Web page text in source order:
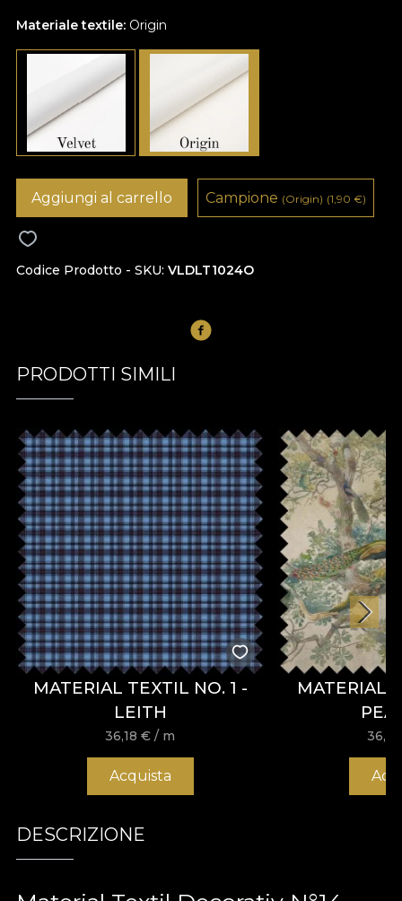
Materiale textile: Origin
Codice Prodotto - SKU VLDLT1024O
Aggiungi al carrello Campione (Origin) (1,90 €)
PRODOTTI SIMILI
MATERIAL TEXTIL NO. 1 -
LEITH
36,18€ / m
Acquista
MATERIAL
DESCRIZIONE